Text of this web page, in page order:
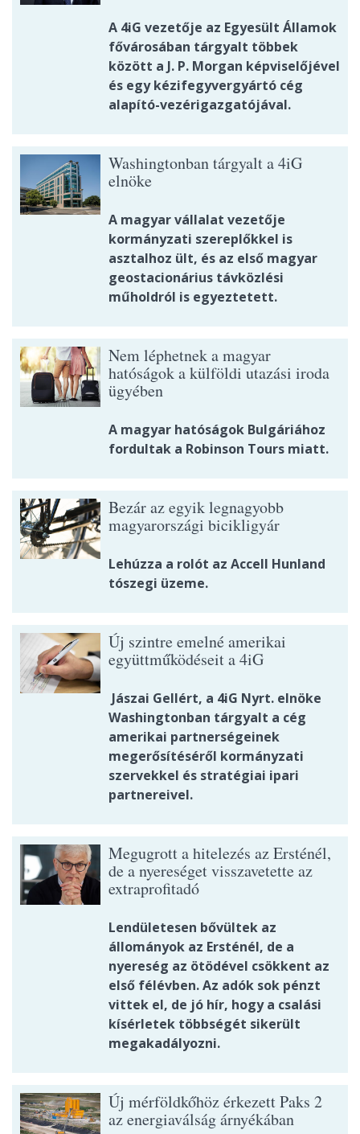
A 4iG vezetője az Egyesült Államok
fővárosában tárgyalt többek
között a J. P. Morgan képviselőjével
és egy kézifegyvergyártó cég
alapító-vezérigazgatójával.
Washingtonban tárgyalt a 4iG
elnöke
A magyar vállalat vezetője
kormányzati szereplőkkel is
asztalhoz ült, és az első magyar
geostacionárius távközlési
műholdról is egyeztetett.
Nem léphetnek a magyar
hatóságok a külföldi utazási iroda
ügyében
A magyar hatóságok Bulgáriához
fordultak a Robinson Tours miatt.
Bezár az egyik legnagyobb
magyarországi bicikligyár
Lehúzza a rolót az Accell Hunland
tószegi üzeme.
Új szintre emelné amerikai
együttműködéseit a 4iG
Jászai Gellért, a 4iG Nyrt. elnöke
Washingtonban tárgyalt a cég
amerikai partnerségeinek
megerősítéséről kormányzati
szervekkel és stratégiai ipari
partnereivel.
Megugrott a hitelezés az Ersténél,
de a nyereséget visszavetette az
extraprofitadó
Lendületesen bővültek az
állományok az Ersténél, de a
nyereség az ötödével csökkent az
első félévben. Az adók sok pénzt
vittek el, de jó hír, hogy a csalási
kísérletek többségét sikerült
megakadályozni.
Új mérföldkőhöz érkezett Paks 2
az energiaválság árnyékában